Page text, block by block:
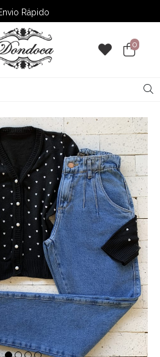
Rápido
– Até 60% OFF
0
›